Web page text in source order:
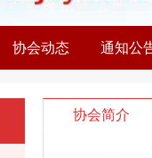
协会动态 通知公
协会简介